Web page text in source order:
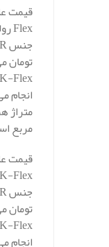
تومان
انجام
مربع
قیمت
تومان
انجام